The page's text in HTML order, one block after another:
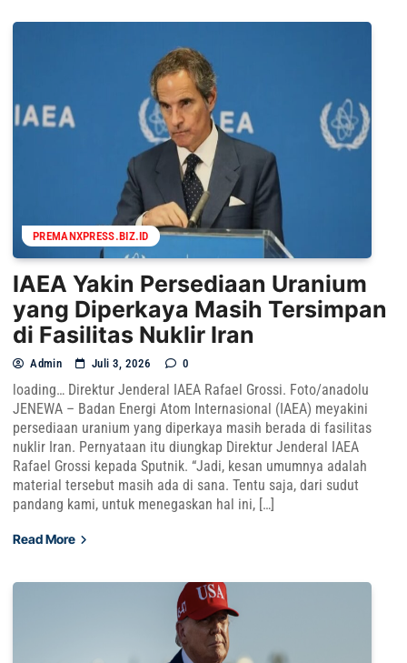
PREMANXPRESS.BIZ.ID
IAEA Yakin Persediaan Uranium
yang Diperkaya Masih Tersimpan
di Fasilitas Nuklir Iran
Admin Juli 3, 2026 0
loading… Direktur Jenderal IAEA Rafael Grossi. Foto/anadolu
JENEWA – Badan Energi Atom Internasional (IAEA) meyakini
persediaan uranium yang diperkaya masih berada di fasilitas
nuklir Iran. Pernyataan itu diungkap Direktur Jenderal IAEA
Rafael Grossi kepada Sputnik. “Jadi, kesan umumnya adalah
material tersebut masih ada di sana. Tentu saja, dari sudut
pandang kami, untuk menegaskan hal ini, […]
Read More